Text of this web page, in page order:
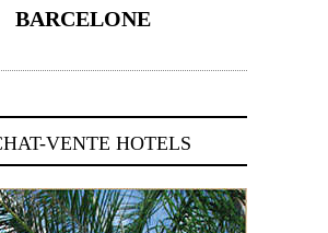
BARCELONE
VENTE HOTELS